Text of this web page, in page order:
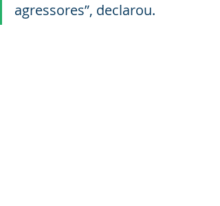
agressores”, declarou.